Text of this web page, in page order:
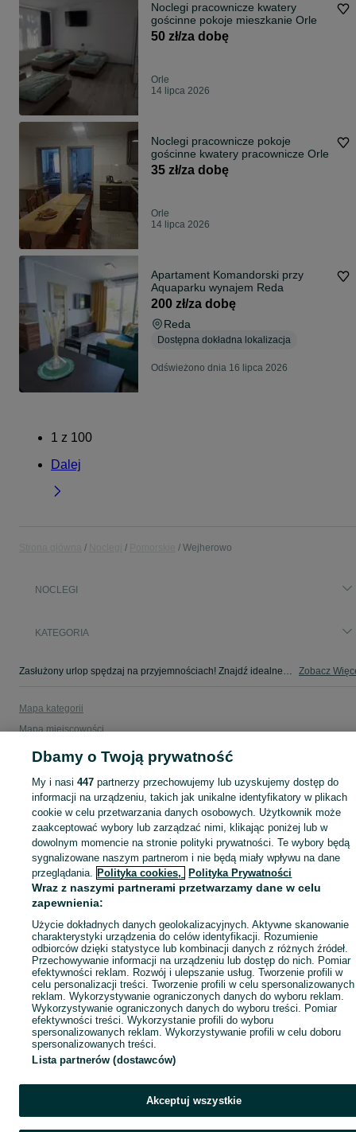
Noclegi pracownicze kwatery
gościnne pokoje mieszkanie Orle
50 zł/za dobę
Orle
14 lipca 2026
Noclegi pracownicze pokoje
gościnne kwatery pracownicze Orle
35 zł/za dobę
Orle
14 lipca 2026
Apartament Komandorski przy
Aquaparku wynajem Reda
200 zł/za dobę
Reda
Dostępna dokładna lokalizacja
Odświeżono dnia 16 lipca 2026
1 z 100
Dalej
Wejherowo
NOCLEGI
KATEGORIA
Zasłużony urlop spędzaj na przyjemnościach! Znajdź idealne miejsce na wypoczynek w kategorii Noclegi na OLX - Wejherowo i okolice! Zobacz
Mapa kategorii
Mapa miejscowości
Mapa ministron
Dbamy o Twoją prywatność
My i nasi447 partnerzy przechowujemy lub uzyskujemy dostęp do
informacji na urządzeniu, takich jak unikalne identyfikatory w plikach
cookie w celu przetwarzania danych osobowych. Użytkownik może
zaakceptować wybory lub zarządzać nimi, klikając poniżej lub w
dowolnym momencie na stronie polityki prywatności. Te wybory będą
sygnalizowane naszym partnerom i nie będą miały wpływu na dane
przeglądania. Polityka cookies, Polityka Prywatności
Wraz z naszymi partnerami przetwarzamy dane w celu
zapewnienia:
Użycie dokładnych danych geolokalizacyjnych. Aktywne skanowanie
charakterystyki urządzenia do celów identyfikacji. Rozumienie
odbiorców dzięki statystyce lub kombinacji danych z różnych źródeł.
Przechowywanie informacji na urządzeniu lub dostęp do nich. Pomiar
efektywności reklam. Rozwój i ulepszanie usług. Tworzenie profili w
celu personalizacji treści. Tworzenie profili w celu spersonalizowanych
reklam. Wykorzystywanie ograniczonych danych do wyboru reklam.
Wykorzystywanie ograniczonych danych do wyboru treści. Pomiar
efektywności treści. Wykorzystanie profili do wyboru
spersonalizowanych reklam. Wykorzystywanie profili w celu doboru
spersonalizowanych treści.
Lista partnerów (dostawców)
Akceptuj wszystkie